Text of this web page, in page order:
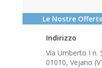
Le Nostre
Indirizzo
Via Umberto I n.
01010, Vejano